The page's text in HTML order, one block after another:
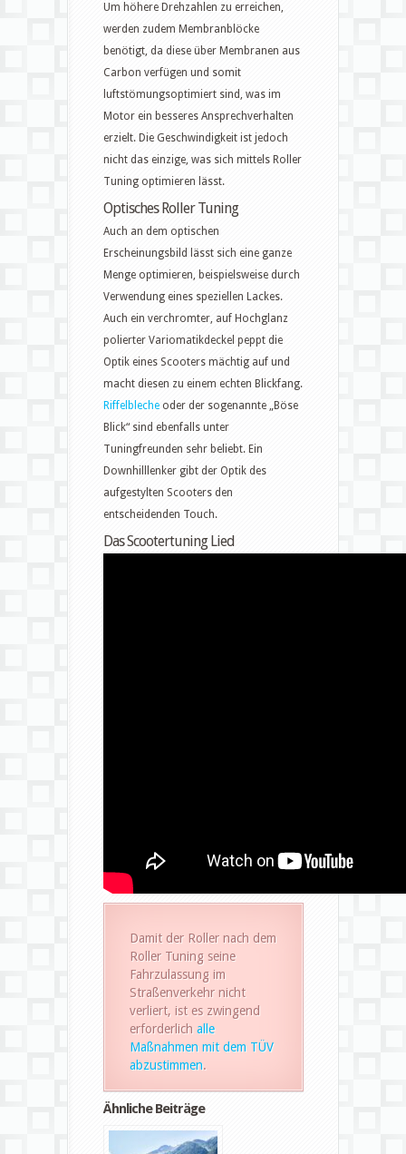
Um höhere Drehzahlen zu erreichen,
werden zudem Membranblöcke
benötigt, da diese über Membranen aus
Carbon verfügen und somit
luftstömungsoptimiert sind, was im
Motor ein besseres Ansprechverhalten
erzielt. Die Geschwindigkeit ist jedoch
nicht das einzige, was sich mittels Roller
Tuning optimieren lässt.
Optisches Roller Tuning
Auch an dem optischen
Erscheinungsbild lässt sich eine ganze
Menge optimieren, beispielsweise durch
Verwendung eines speziellen Lackes.
Auch ein verchromter, auf Hochglanz
polierter Variomatikdeckel peppt die
Optik eines Scooters mächtig auf und
macht diesen zu einem echten Blickfang.
Riffelbleche oder der sogenannte „Böse
Blick“ sind ebenfalls unter
Tuningfreunden sehr beliebt. Ein
Downhilllenker gibt der Optik des
aufgestylten Scooters den
entscheidenden Touch.
Das Scootertuning Lied
Damit der Roller nach dem
Roller Tuning seine
Fahrzulassung im
Straßenverkehr nicht
verliert, ist es zwingend
erforderlich alle
Maßnahmen mit dem TÜV
abzustimmen.
Ähnliche Beiträge